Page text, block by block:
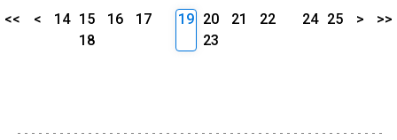
<< < 14 15 16
17
18
19 20 21
22
23
24 25 > >>